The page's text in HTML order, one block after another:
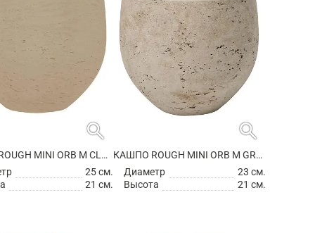
search
КАШПО ROUGH MINI ORB M CLAY WASHED
25 см.
21 см.
search
КАШПО ROUGH MINI ORB M GREY WASHED
Диаметр
23 см.
Высота
21 см.